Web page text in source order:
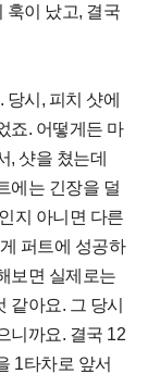
훅이 났고, 결국
시, 피치 샷에
죠. 어떻게든 마
, 샷을 쳤는데
에는 긴장을 덜
지 아니면 다른
퍼트에 성공하
보면 실제로는
같아요. 그 당시
니까요. 결국 12
1타차로 앞서